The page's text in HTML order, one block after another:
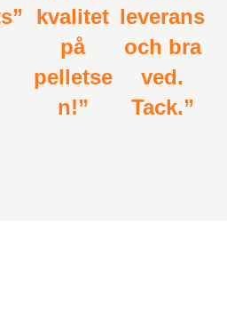
kvalitet
på
pelletse
n!”
leverans
och bra
ved.
Tack.”